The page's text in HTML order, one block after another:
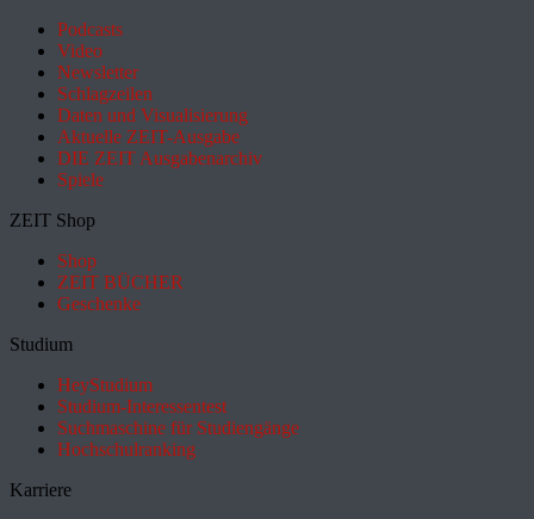
Podcasts
Video
Newsletter
Schlagzeilen
Daten und Visualisierung
Aktuelle ZEIT-Ausgabe
DIE ZEIT Ausgabenarchiv
Spiele
ZEIT Shop
Shop
ZEIT BÜCHER
Geschenke
Studium
HeyStudium
Studium-Interessentest
Suchmaschine für Studiengänge
Hochschulranking
Karriere